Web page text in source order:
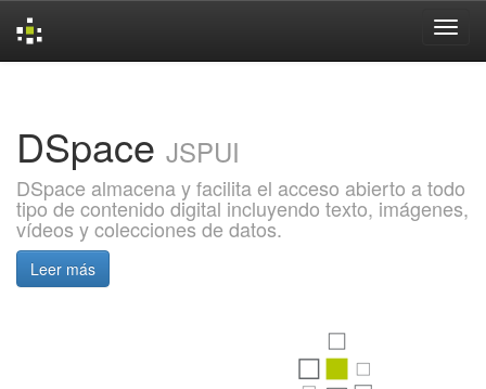
DSpace JSPUI
DSpace almacena y facilita el acceso abierto a todo
tipo de contenido digital incluyendo texto, imágenes,
vídeos y colecciones de datos.
Leer más